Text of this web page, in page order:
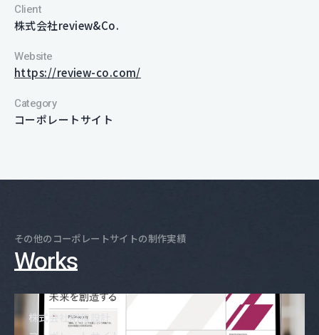
Client
株式会社review&Co.
Website
https://review-co.com/
Category
コーポレートサイト
その他の コーポレートサイトの制作実績
Works
株式会社昭和設計